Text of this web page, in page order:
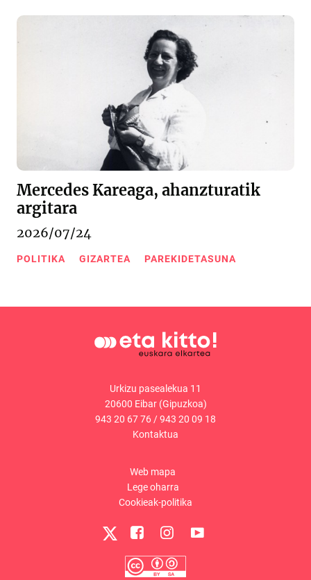
Mercedes Kareaga, ahanzturatik
argitara
2026/07/24
POLITIKA GIZARTEA PAREKIDETASUNA
Urkizu pasealekua 11
20600 Eibar (Gipuzkoa)
943 20 67 76 /943 20 09 18
Kontaktua
Web mapa
Lege oharra
Cookieak-politika